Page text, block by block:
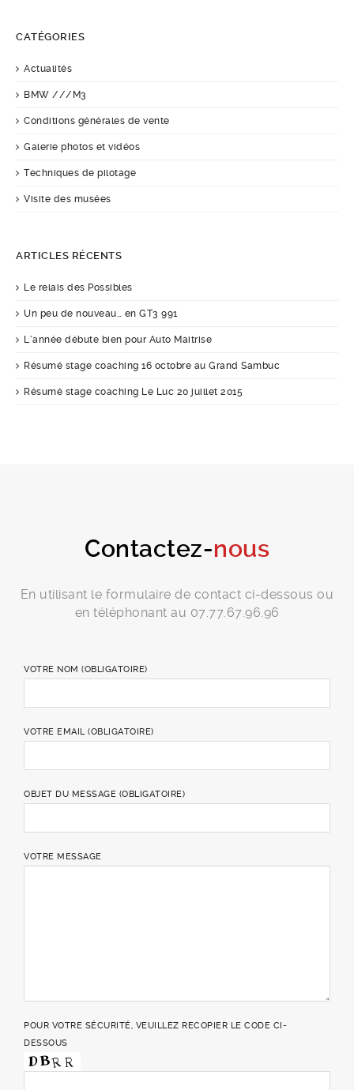
CATÉGORIES
Actualités
BMW ///M3
Conditions générales de vente
Galerie photos et vidéos
Techniques de pilotage
Visite des musées
ARTICLES RÉCENTS
Le relais des Possibles
Un peu de nouveau… en GT3 991
L’année débute bien pour Auto Maitrise
Résumé stage coaching 16 octobre au Grand Sambuc
Résumé stage coaching Le Luc 20 juillet 2015
Contactez-nous
En utilisant le formulaire de contact ci-dessous ou
en téléphonant au 07.77.67.96.96
VOTRE NOM (OBLIGATOIRE)
VOTRE EMAIL (OBLIGATOIRE)
OBJET DU MESSAGE (OBLIGATOIRE)
VOTRE MESSAGE
POUR VOTRE SÉCURITÉ, VEUILLEZ RECOPIER LE CODE CI-
DESSOUS